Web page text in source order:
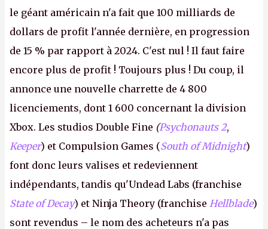
le géant américain n'a fait que 100 milliards de
dollars de profit l'année dernière, en progression
de 15 % par rapport à 2024. C'est nul ! Il faut faire
encore plus de profit ! Toujours plus ! Du coup, il
annonce une nouvelle charrette de 4 800
licenciements, dont 1 600 concernant la division
Xbox. Les studios Double Fine (Psychonauts 2,
Keeper) et Compulsion Games (South of Midnight)
font donc leurs valises et redeviennent
indépendants, tandis qu'Undead Labs (franchise
State of Decay) et Ninja Theory (franchise Hellblade)
sont revendus – le nom des acheteurs n'a pas